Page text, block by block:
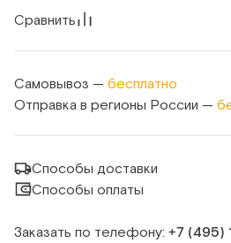
Сравнить
Самовывоз — бесплатно
Отправка в регионы России —
Способы доставки
Способы оплаты
Заказать по телефону: +7 (495)